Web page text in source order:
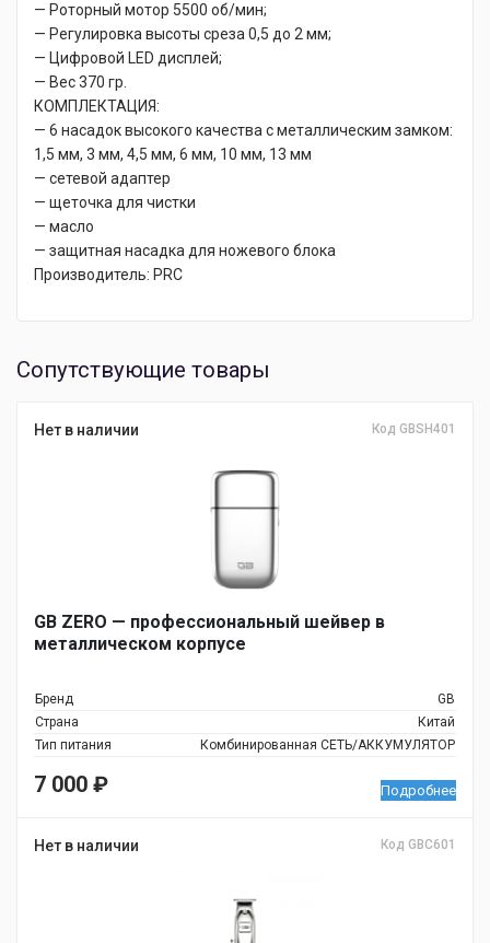
— Роторный мотор 5500 об/мин;
— Регулировка высоты среза 0,5 до 2 мм;
— Цифровой LED дисплей;
— Вес 370 гр.
КОМПЛЕКТАЦИЯ:
— 6 насадок высокого качества с металлическим замком:
1,5 мм, 3 мм, 4,5 мм, 6 мм, 10 мм, 13 мм
— сетевой адаптер
— щеточка для чистки
— масло
— защитная насадка для ножевого блока
Производитель: PRC
Сопутствующие товары
Нет в наличии Код GBSH401
GB ZERO — профессиональный шейвер в
металлическом корпусе
Бренд
GB
Страна
Китай
Тип питания
Комбинированная СЕТЬ/АККУМУЛЯТОР
7 000 ₽ Подробнее
Нет в наличии Код GBC601